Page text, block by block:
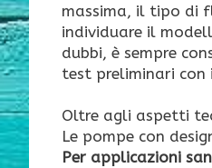
massima, il tipo di
individuare il
dubbi, è sempre
test preliminari
Oltre agli aspetti
Le pompe con
Per applicazioni